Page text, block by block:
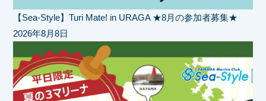
【Sea-Style】Turi Mate! in URAGA ★8月の参加者募集★
2026年8月8日